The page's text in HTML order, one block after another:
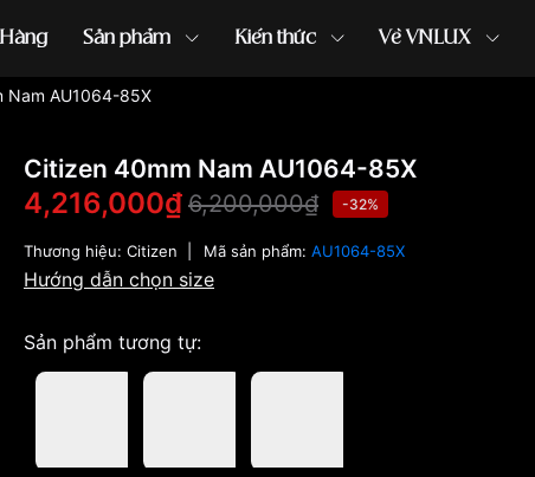
Sản phẩm Kiến thức Về VNLUX
Nam AU1064-85X
Citizen 40mm Nam AU1064-85X
4,216,000₫ 6,200,000₫ -32%
Thương hiệu: Citizen Mã sản phẩm: AU1064-85X
Hướng dẫn chọn size
Sản phẩm tương tự: